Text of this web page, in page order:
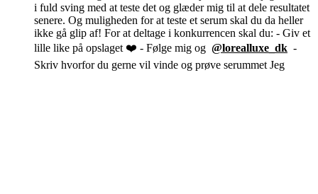
i fuld sving med at teste det og glæder mig til at dele resultatet
senere. Og muligheden for at teste et serum skal du da heller
ikke gå glip af! For at deltage i konkurrencen skal du: - Giv et
lille like på opslaget ❤️ - Følge mig og @lorealluxe_dk -
Skriv hvorfor du gerne vil vinde og prøve serummet Jeg